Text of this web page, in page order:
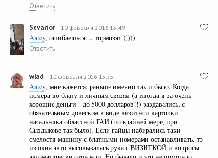
Ответить
Sevarior 10 февраля 2016 15:49
Antey, ошибаешься.... тормозят )))))
Ответить
wlad 10 февраля 2016 15:55
Antey, мне кажется, раньше именно так и было. Когда
номера по блату и личным связям (а иногда и за очень
хорошие деньги - до 5000 долларов!!) раздавались, с
обязательным довеском в виде визитной карточки
начальника областной ГАИ (по крайней мере, при
Сыздыкове так было). Если гайцы набирались таки
смелости машину с блатными номерами останавливать, то
из окна авто высовывалась рука с ВИЗИТКОЙ и вопросы